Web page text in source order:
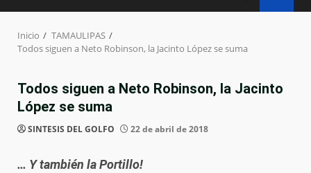
Inicio
TAMAULIPAS
Todos siguen a Neto Robinson, la Jacinto López se suma
Todos siguen a Neto Robinson, la Jacinto
López se suma
SINTESIS DEL GOLFO 22 de abril de 2018
… Y también la Portillo!